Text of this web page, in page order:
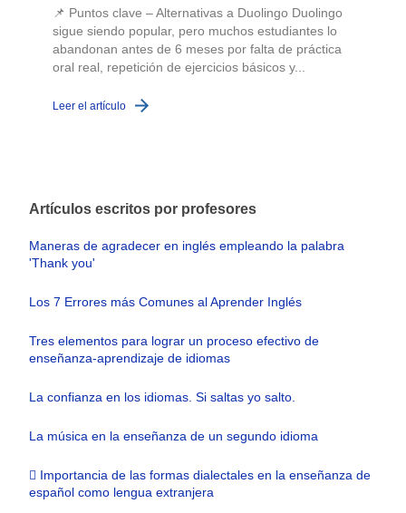
📌 Puntos clave – Alternativas a Duolingo Duolingo
sigue siendo popular, pero muchos estudiantes lo
abandonan antes de 6 meses por falta de práctica
oral real, repetición de ejercicios básicos y...
Leer el artículo
Artículos escritos por profesores
Maneras de agradecer en inglés empleando la palabra
'Thank you'
Los 7 Errores más Comunes al Aprender Inglés
Tres elementos para lograr un proceso efectivo de
enseñanza-aprendizaje de idiomas
La confianza en los idiomas. Si saltas yo salto.
La música en la enseñanza de un segundo idioma
 Importancia de las formas dialectales en la enseñanza de
español como lengua extranjera